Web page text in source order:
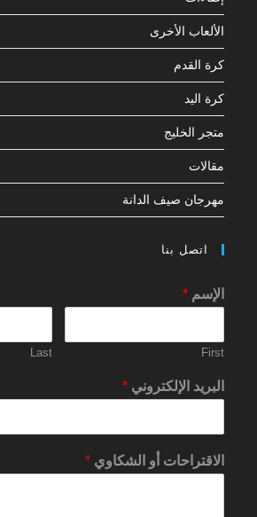
الألعاب الأخرى
كرة القدم
كرة اليد
متجر الخليج
مقالات
مهرجان صيف الدانة
اتصل بنا
الإسم*
First
Last
البريد الإلكتروني*
الاقتراحات أو الشكاوي*